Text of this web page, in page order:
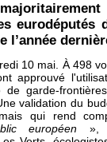
l’année
10 mai. À 498
approuvé
de garde-
validation du
qui rend
européen »,